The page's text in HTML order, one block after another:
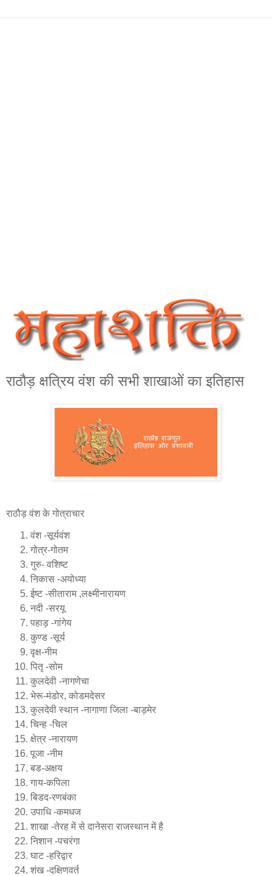
राठौड़ क्षत्रिय वंश की सभी शाखाओं का इतिहास
राठौड़ वंश के गोत्राचार
वंश -सूर्यवंश
गोत्र-गोतम
गुरु- वशिष्ट
निकास -अयोध्या
ईष्ट -सीताराम ,लक्ष्मीनारायण
नदी -सरयू
पहाड़ -गांगेय
कुण्ड -सूर्य
वृक्ष-नीम
पितृ -सोम
कुलदेवी -नागणेचा
भेरू-मंडोर, कोडमदेसर
कुलदेवी स्थान -नागाणा जिला -बाड़मेर
चिन्ह -चिल
क्षेत्र -नारायण
पूजा -नीम
बड-अक्षय
गाय-कपिला
बिडद-रणबंका
उपाधि -कमधज
शाखा -तेरह में से दानेसरा राजस्थान में है
निशान -पचरंगा
घाट -हरिद्वार
शंख -दक्षिणवर्त